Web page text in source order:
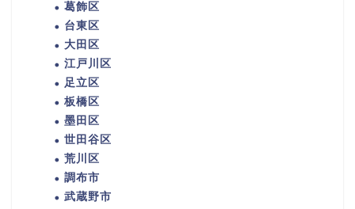
葛飾区
台東区
大田区
江戸川区
足立区
板橋区
墨田区
世田谷区
荒川区
調布市
武蔵野市